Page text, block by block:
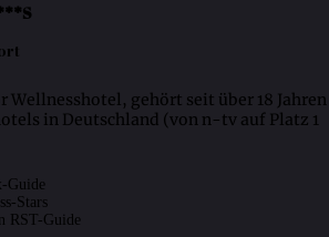
gehört seit über 18 Jahren
in Deutschland (von n-tv auf Platz 1
Guide
Stars
RST-Guide